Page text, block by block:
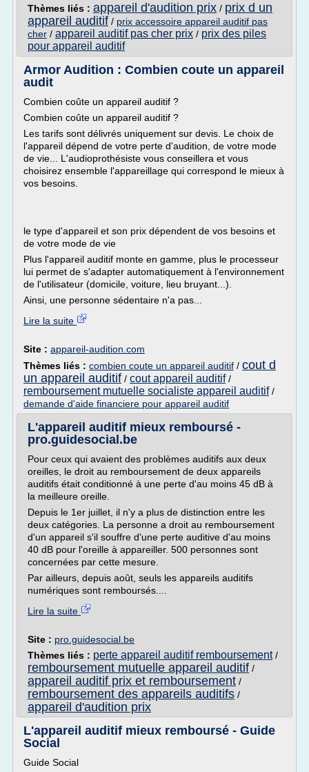
Thèmes liés : appareil d'audition prix / prix d un
appareil auditif / prix accessoire appareil auditif pas
cher / appareil auditif pas cher prix / prix des piles
pour appareil auditif
Armor Audition : Combien coute un appareil
audit
Combien coûte un appareil auditif ?
Combien coûte un appareil auditif ?
Les tarifs sont délivrés uniquement sur devis. Le choix de
l'appareil dépend de votre perte d'audition, de votre mode
de vie... L'audioprothésiste vous conseillera et vous
choisirez ensemble l'appareillage qui correspond le mieux à
vos besoins.
le type d'appareil et son prix dépendent de vos besoins et
de votre mode de vie
Plus l'appareil auditif monte en gamme, plus le processeur
lui permet de s'adapter automatiquement à l'environnement
de l'utilisateur (domicile, voiture, lieu bruyant...).
Ainsi, une personne sédentaire n'a pas...
Lire la suite
Site : appareil-audition.com
Thèmes liés : combien coute un appareil auditif / cout d
un appareil auditif / cout appareil auditif/
remboursement mutuelle socialiste appareil auditif/
demande d'aide financiere pour appareil auditif
L'appareil auditif mieux remboursé -
pro.guidesocial.be
Pour ceux qui avaient des problèmes auditifs aux deux
oreilles, le droit au remboursement de deux appareils
auditifs était conditionné à une perte d'au moins 45 dB à
la meilleure oreille.
Depuis le 1er juillet, il n'y a plus de distinction entre les
deux catégories. La personne a droit au remboursement
d'un appareil s'il souffre d'une perte auditive d'au moins
40 dB pour l'oreille à appareiller. 500 personnes sont
concernées par cette mesure.
Par ailleurs, depuis août, seuls les appareils auditifs
numériques sont remboursés....
Lire la suite
Site : pro.guidesocial.be
Thèmes liés : perte appareil auditif remboursement/
remboursement mutuelle appareil auditif /
appareil auditif prix et remboursement /
remboursement des appareils auditifs /
appareil d'audition prix
L'appareil auditif mieux remboursé - Guide
Social
Guide Social